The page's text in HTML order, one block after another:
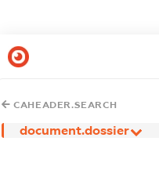
CAHEADER.SEARCH
document.dossier